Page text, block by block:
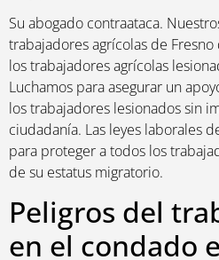
Su abogado contraataca.
trabajadores agrícolas de
los trabajadores agrícolas
Luchamos para asegurar un
los trabajadores lesionados sin
ciudadanía. Las leyes laborales
para proteger a todos los
de su estatus migratorio.
Peligros del
en el condado